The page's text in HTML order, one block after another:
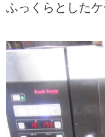
ふっくらとしたケ